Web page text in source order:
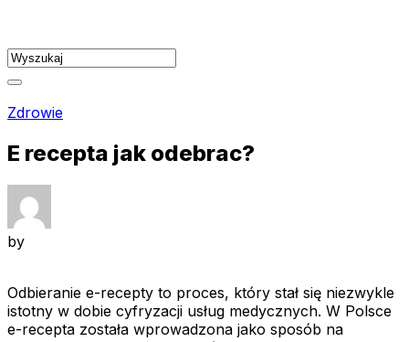
content
Zdrowie
E recepta jak odebrac?
by
Odbieranie e-recepty to proces, który stał się niezwykle
istotny w dobie cyfryzacji usług medycznych. W Polsce
e-recepta została wprowadzona jako sposób na